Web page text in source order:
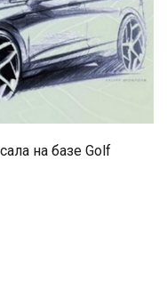
на базе Golf